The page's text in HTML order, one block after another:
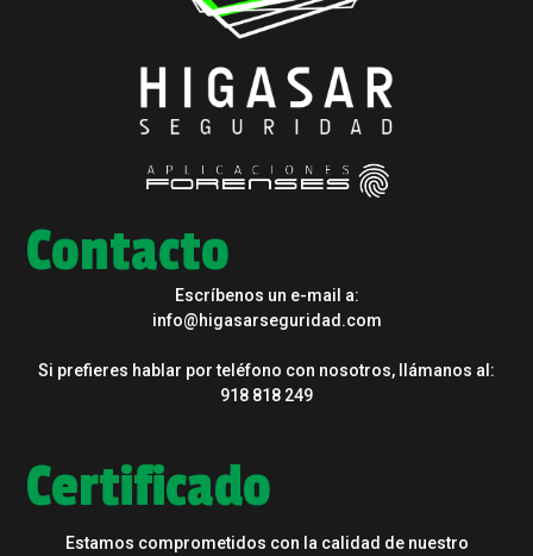
Contacto
Escríbenos un e-mail a:
info@higasarseguridad.com
Si prefieres hablar por teléfono con nosotros, llámanos al:
918 818 249
Certificado
Estamos comprometidos con la calidad de nuestro